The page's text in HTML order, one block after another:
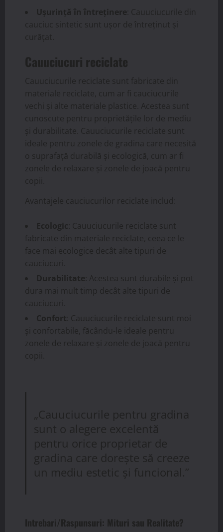
Ușurință în întreținere : Cauuciucurile din
cauciuc sintetic sunt ușor de întreținut și
curățat.
Cauuciucuri reciclate
Cauuciucurile reciclate sunt fabricate din
materiale reciclate, cum ar fi cauciucurile
vechi și alte materiale plastice. Acestea sunt
cunoscute pentru proprietățile lor de mediu
și durabilitate. Cauuciucurile reciclate sunt
ideale pentru zonele de gradina care necesită
o suprafață durabilă și ecologică, cum ar fi
zonele de relaxare și zonele de joacă pentru
copii.
Avantajele cauciucurilor reciclate includ:
Ecologic : Cauuciucurile reciclate sunt
fabricate din materiale reciclate, ceea ce le
face mai ecologice decât alte tipuri de
cauciucuri.
Durabilitate : Acestea sunt durabile și pot
dura mai mult timp decât alte tipuri de
cauciucuri.
Confort : Cauuciucurile reciclate sunt moi
și confortabile, făcându-le ideale pentru
zonele de relaxare și zonele de joacă pentru
copii.
„Cauuciucurile pentru gradina
sunt o alegere excelentă
pentru orice proprietar de
gradina care dorește să creeze
un mediu estetic și funcional.”
Intrebari/Raspunsuri: Mituri sau Realitate?